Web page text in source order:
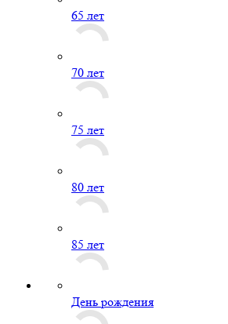
65 лет
70 лет
75 лет
80 лет
85 лет
День рождения